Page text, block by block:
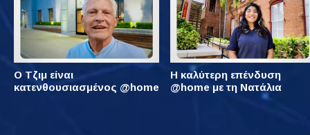
Ο Τζιμ είναι
κατενθουσιασμένος @home
Η καλύτερη επένδυση
@home με τη Νατάλια